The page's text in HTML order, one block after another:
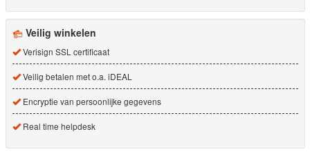
Veilig winkelen
Verisign SSL certificaat
Veilig betalen met o.a. iDEAL
Encryptie van persoonlijke gegevens
Real time helpdesk